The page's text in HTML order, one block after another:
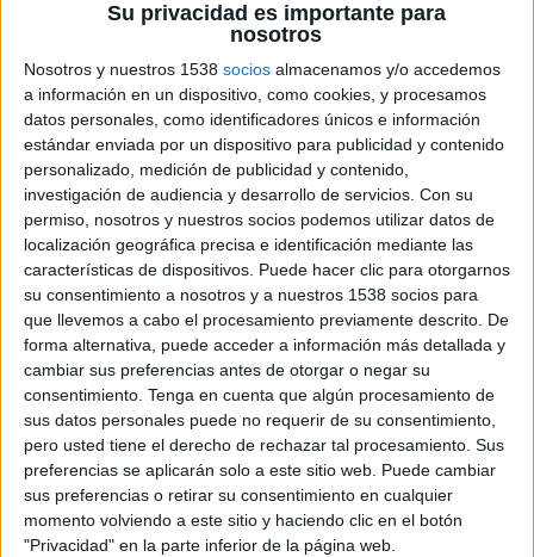
Su privacidad es importante para
nosotros
Nosotros y nuestros 1538 socios almacenamos y/o accedemos
a información en un dispositivo, como cookies, y procesamos
datos personales, como identificadores únicos e información
estándar enviada por un dispositivo para publicidad y contenido
personalizado, medición de publicidad y contenido,
investigación de audiencia y desarrollo de servicios. Con su
permiso, nosotros y nuestros socios podemos utilizar datos de
localización geográfica precisa e identificación mediante las
características de dispositivos. Puede hacer clic para otorgarnos
su consentimiento a nosotros y a nuestros 1538 socios para
que llevemos a cabo el procesamiento previamente descrito. De
forma alternativa, puede acceder a información más detallada y
cambiar sus preferencias antes de otorgar o negar su
consentimiento. Tenga en cuenta que algún procesamiento de
sus datos personales puede no requerir de su consentimiento,
pero usted tiene el derecho de rechazar tal procesamiento. Sus
preferencias se aplicarán solo a este sitio web. Puede cambiar
sus preferencias o retirar su consentimiento en cualquier
momento volviendo a este sitio y haciendo clic en el botón
"Privacidad" en la parte inferior de la página web.
Anunciante: Fundación de Ayuda contra la
Drogadicción (FAD)
Sector: ONG
Contacto del cliente: Beatriz Pestaña y María
Sánchez
Agencia: Saatchi & Saatchi
Director general creativo: Óscar Martínez
Director de arte: Ángelo Zambrano
Copywriters: Mikel San Juan y Santiago Arcusa
Equipo de cuentas: Silvia Martínez y Begoña
Budía